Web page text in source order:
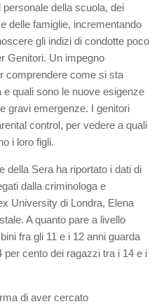
personale della scuola, dei
e delle famiglie, incrementando
gli indizi di condotte poco
Genitori. Un impegno
comprendere come si sta
e quali sono le nuove esigenze
gravi emergenze. I genitori
control, per vedere a quali
i loro figli.
della Sera ha riportato i dati di
dalla criminologa e
University di Londra, Elena
A quanto pare a livello
bini fra gli 11 e i 12 anni guarda
per cento dei ragazzi tra i 14 e i
di aver cercato